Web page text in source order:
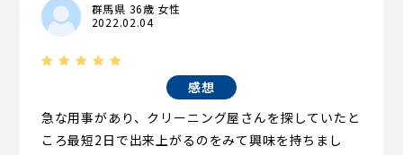
群馬県 36歳 女性
2022.02.04
感想
急な用事があり、クリーニング屋さんを探していたと
ころ最短2日で出来上がるのをみて興味を持ちまし